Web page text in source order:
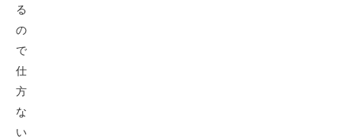
る
の
で
仕
方
な
い